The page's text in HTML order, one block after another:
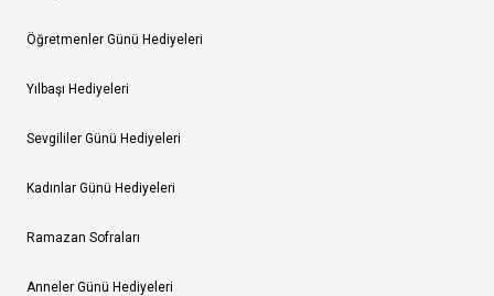
Öğretmenler Günü Hediyeleri
Yılbaşı Hediyeleri
Sevgililer Günü Hediyeleri
Kadınlar Günü Hediyeleri
Ramazan Sofraları
Anneler Günü Hediyeleri